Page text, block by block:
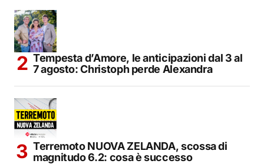
Tempesta d’Amore, le anticipazioni dal 3 al
7 agosto: Christoph perde Alexandra
Terremoto NUOVA ZELANDA, scossa di
magnitudo 6.2: cosa è successo